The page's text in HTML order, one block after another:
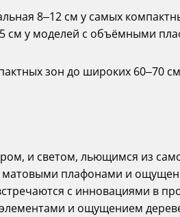
8–12 см у самых
см у моделей с объёмными
зон до широких 60–70
и светом, льющимся из
матовыми плафонами и
с инновациями в
и ощущением